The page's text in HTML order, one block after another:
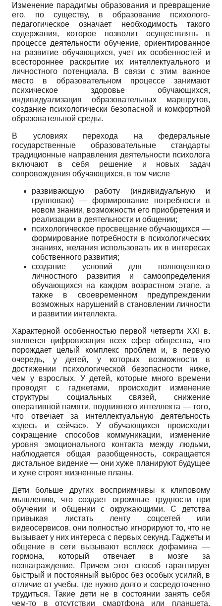
Изменение парадигмы образования и превращение
его, по существу, в образование психолого-
педагогическое означает необходимость такого
содержания, которое позволит осуществлять в
процессе деятельности обучение, ориентированное
на развитие обучающихся, учет их особенностей и
всестороннее раскрытие их интеллектуального и
личностного потенциала. В связи с этим важное
место в образовательном процессе занимают
психическое здоровье обучающихся,
индивидуализация образовательных маршрутов,
создание психологически безопасной и комфортной
образовательной среды.
В условиях перехода на федеральные
государственные образовательные стандарты
традиционные направления деятельности психолога
включают в себя решение и новых задач
сопровождения обучающихся, в том числе
развивающую работу (индивидуальную и
групповаю) — формирование потребности в
новом знании, возможности его приобретения и
реализации в деятельности и общении;
психологическое просвещение обучающихся —
формирование потребности в психологических
знаниях, желания использовать их в интересах
собственного развития;
создание условий для полноценного
личностного развития и самоопределения
обучающихся на каждом возрастном этапе, а
также в своевременном предупреждении
возможных нарушений в становлении личности
и развитии интеллекта.
Характерной особенностью первой четверти XXI в.
является цифровизация всех сфер общества, что
порождает целый комплекс проблем и, в первую
очередь, у детей, у которых возможности в
достижении психологической безопасности ниже,
чем у взрослых. У детей, которые много времени
проводят с гаджетами, происходит изменение
структуры социальных связей, снижение
оперативной памяти, подвижного интеллекта — того,
что отвечает за интеллектуальную деятельность
«здесь и сейчас». У обучающихся происходит
сокращение способов коммуникации, изменение
уровня эмоционального контакта между людьми,
наблюдается общая разобщенность, сокращается
дистальное видение — они хуже планируют будущее
и хуже строят жизненные планы.
Дети больше других восприимчивы к клиповому
мышлению, что создает огромные трудности при
обучении и общении с окружающими. С детства
привыкая листать ленту соцсетей или
видеосервисов, они полностью игнорируют то, что не
вызывает у них интереса с первых секунд. Гаджеты и
общение в сети вызывают всплеск дофамина —
гормона, который отвечает в мозге за
вознаграждение. Причем этот способ гарантирует
быстрый и постоянный выброс без особых усилий, в
отличие от учебы, где нужно долго и сосредоточенно
трудиться. Такие дети не в состоянии занять себя
чем-то в отсутствии смартфона или планшета,